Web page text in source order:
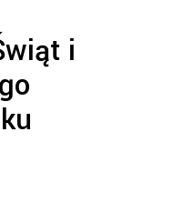
i